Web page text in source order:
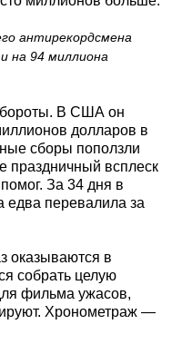
антирекордсмена
на 94 миллиона
В США он
долларов в
сборы поползли
праздничный всплеск
За 34 дня в
едва перевалила за
оказываются в
собрать целую
фильма ужасов,
Хронометраж —